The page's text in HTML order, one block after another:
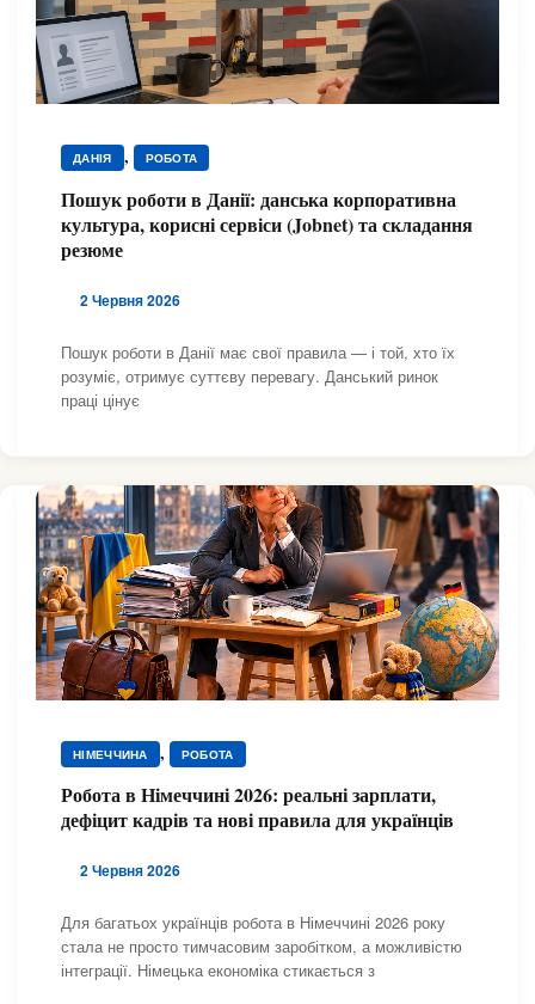
ДАНІЯ , РОБОТА
Пошук роботи в Данії: данська корпоративна
культура, корисні сервіси (Jobnet) та складання
резюме
2 Червня 2026
Пошук роботи в Данії має свої правила — і той, хто їх
розуміє, отримує суттєву перевагу. Данський ринок
праці цінує
НІМЕЧЧИНА , РОБОТА
Робота в Німеччині 2026: реальні зарплати,
дефіцит кадрів та нові правила для українців
2 Червня 2026
Для багатьох українців робота в Німеччині 2026 року
стала не просто тимчасовим заробітком, а можливістю
інтеграції. Німецька економіка стикається з